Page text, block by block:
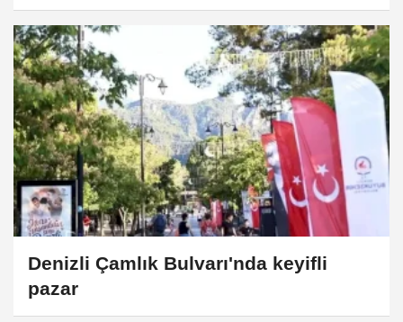
Denizli Çamlık Bulvarı'nda keyifli
pazar